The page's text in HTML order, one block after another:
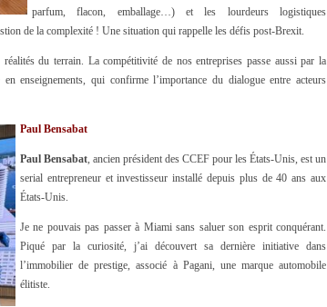
parfum, flacon, emballage…) et les lourdeurs logistiques
de la complexité ! Une situation qui rappelle les défis post-Brexit.
du terrain. La compétitivité de nos entreprises passe aussi par la
enseignements, qui confirme l’importance du dialogue entre acteurs
Paul Bensabat
Paul Bensabat, ancien président des CCEF pour les États-Unis, est un
serial entrepreneur et investisseur installé depuis plus de 40 ans aux
États-Unis.
Je ne pouvais pas passer à Miami sans saluer son esprit conquérant.
Piqué par la curiosité, j’ai découvert sa dernière initiative dans
l’immobilier de prestige, associé à Pagani, une marque automobile
élitiste.